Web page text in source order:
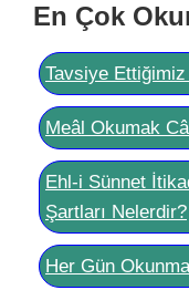
En Çok
Tavsiye
Meâl Okumak
Ehl-i Sünnet
Şartları Nelerdir?
Her Gün